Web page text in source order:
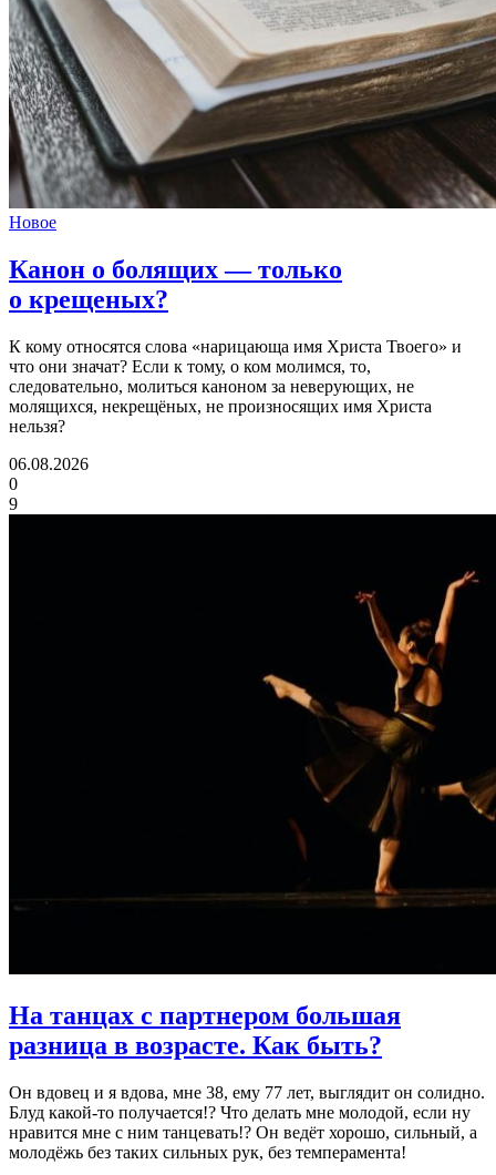
Новое
Канон о болящих— только
о крещеных?
К кому относятся слова «нарицающа имя Христа Твоего» и
что они значат? Если к тому, о ком молимся, то,
следовательно, молиться каноном за неверующих, не
молящихся, некрещёных, не произносящих имя Христа
нельзя?
06.08.2026
0
9
На танцах с партнером большая
разница в возрасте. Как быть?
Он вдовец и я вдова, мне 38, ему 77 лет, выглядит он солидно.
Блуд какой-то получается!? Что делать мне молодой, если ну
нравится мне с ним танцевать!? Он ведёт хорошо, сильный, а
молодёжь без таких сильных рук, без темперамента!